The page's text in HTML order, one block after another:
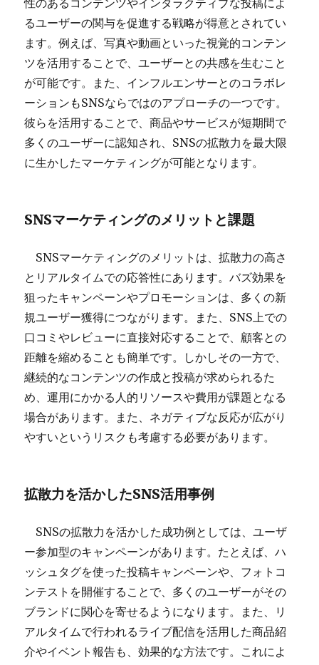
性のあるコンテンツやインタラクティブな投稿によ
るユーザーの関与を促進する戦略が得意とされてい
ます。例えば、写真や動画といった視覚的コンテン
ツを活用することで、ユーザーとの共感を生むこと
が可能です。また、インフルエンサーとのコラボレ
ーションもSNSならではのアプローチの一つです。
彼らを活用することで、商品やサービスが短期間で
多くのユーザーに認知され、SNSの拡散力を最大限
に生かしたマーケティングが可能となります。
SNSマーケティングのメリットと課題
SNSマーケティングのメリットは、拡散力の高さ
とリアルタイムでの応答性にあります。バズ効果を
狙ったキャンペーンやプロモーションは、多くの新
規ユーザー獲得につながります。また、SNS上での
口コミやレビューに直接対応することで、顧客との
距離を縮めることも簡単です。しかしその一方で、
継続的なコンテンツの作成と投稿が求められるた
め、運用にかかる人的リソースや費用が課題となる
場合があります。また、ネガティブな反応が広がり
やすいというリスクも考慮する必要があります。
拡散力を活かしたSNS活用事例
SNSの拡散力を活かした成功例としては、ユーザ
ー参加型のキャンペーンがあります。たとえば、ハ
ッシュタグを使った投稿キャンペーンや、フォトコ
ンテストを開催することで、多くのユーザーがその
ブランドに関心を寄せるようになります。また、リ
アルタイムで行われるライブ配信を活用した商品紹
介やイベント報告も、効果的な方法です。これによ